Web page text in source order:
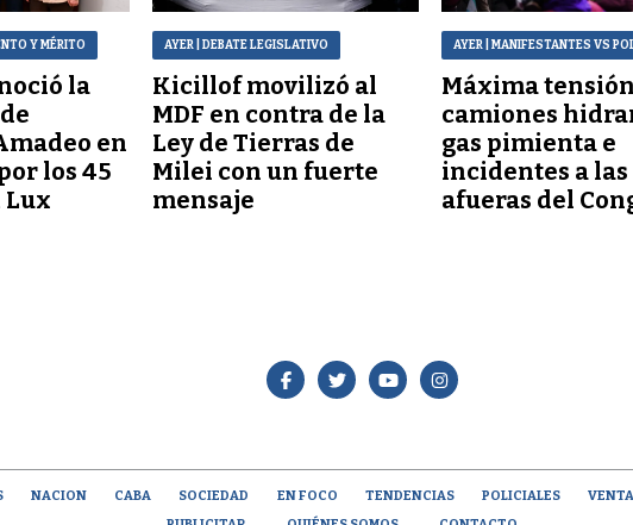
Y MÉRITO
la
en
los 45
Lux
AYER | DEBATE LEGISLATIVO
Kicillof movilizó al
MDF en contra de la
Ley de Tierras de
Milei con un fuerte
mensaje
AYER | MANIFESTANTES VS
Máxima
camiones
gas pimienta e
incidentes a las
afueras del
NACION CABA SOCIEDAD EN FOCO TENDENCIAS POLICIALES